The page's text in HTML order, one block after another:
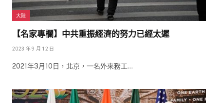
大陸
【名家專欄】中共重振經濟的努力已經太遲
2023 年 9 月 12 日
2021年3月10日，北京，一名外來務工…